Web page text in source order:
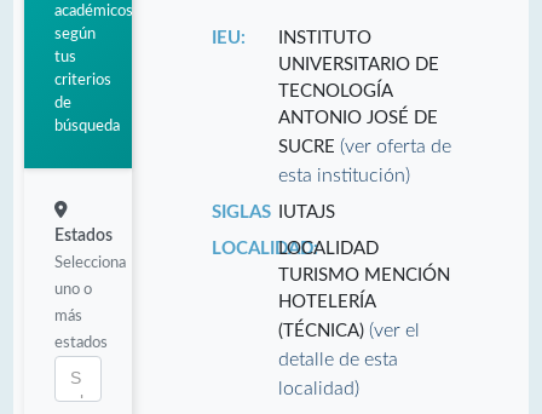
académicos
según
tus
criterios
de
búsqueda
Estados
Selecciona
uno o
más
estados
IEU:
INSTITUTO
UNIVERSITARIO DE
TECNOLOGÍA
ANTONIO JOSÉ DE
SUCRE(ver oferta de
esta institución)
SIGLAS
IUTAJS
LOCALIDAD:LOCALIDAD
TURISMO MENCIÓN
HOTELERÍA
(TÉCNICA)(ver el
detalle de esta
localidad)